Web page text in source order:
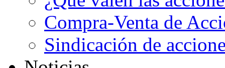
Compra-Venta de
Sindicación de